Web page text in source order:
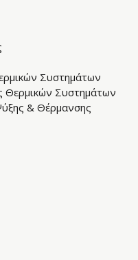
Συστημάτων
Θερμικών Συστημάτων
& Θέρμανσης